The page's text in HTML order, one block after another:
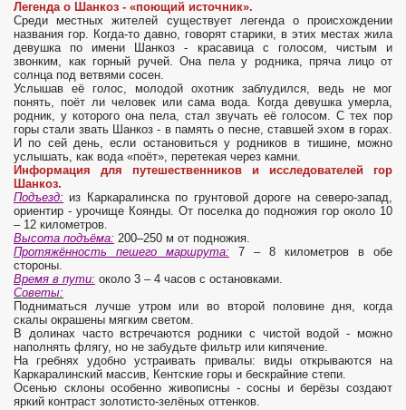
Легенда о Шанкоз - «поющий источник».
Среди местных жителей существует легенда о происхождении
названия гор. Когда-то давно, говорят старики, в этих местах жила
девушка по имени Шанкоз - красавица с голосом, чистым и
звонким, как горный ручей. Она пела у родника, пряча лицо от
солнца под ветвями сосен.
Услышав её голос, молодой охотник заблудился, ведь не мог
понять, поёт ли человек или сама вода. Когда девушка умерла,
родник, у которого она пела, стал звучать её голосом. С тех пор
горы стали звать Шанкоз - в память о песне, ставшей эхом в горах.
И по сей день, если остановиться у родников в тишине, можно
услышать, как вода «поёт», перетекая через камни.
Информация для путешественников и исследователей гор
Шанкоз.
Подъезд: из Каркаралинска по грунтовой дороге на северо-запад,
ориентир - урочище Коянды. От поселка до подножия гор около 10
– 12 километров.
Высота подъёма: 200–250 м от подножия.
Протяжённость пешего маршрута: 7 – 8 километров в обе
стороны.
Время в пути: около 3 – 4 часов с остановками.
Советы:
Подниматься лучше утром или во второй половине дня, когда
скалы окрашены мягким светом.
В долинах часто встречаются родники с чистой водой - можно
наполнять флягу, но не забудьте фильтр или кипячение.
На гребнях удобно устраивать привалы: виды открываются на
Каркаралинский массив, Кентские горы и бескрайние степи.
Осенью склоны особенно живописны - сосны и берёзы создают
яркий контраст золотисто-зелёных оттенков.